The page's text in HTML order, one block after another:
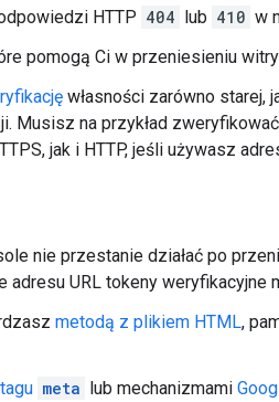
HTTP 404 lub 410 w
pomogą Ci w przeniesieniu
własności zarówno starej,
Musisz na przykład zweryfikować
jak i HTTP, jeśli używasz
nie przestanie działać po
URL tokeny weryfikacyjne
metodą z plikiem HTML,
tagu meta lub mechanizmami